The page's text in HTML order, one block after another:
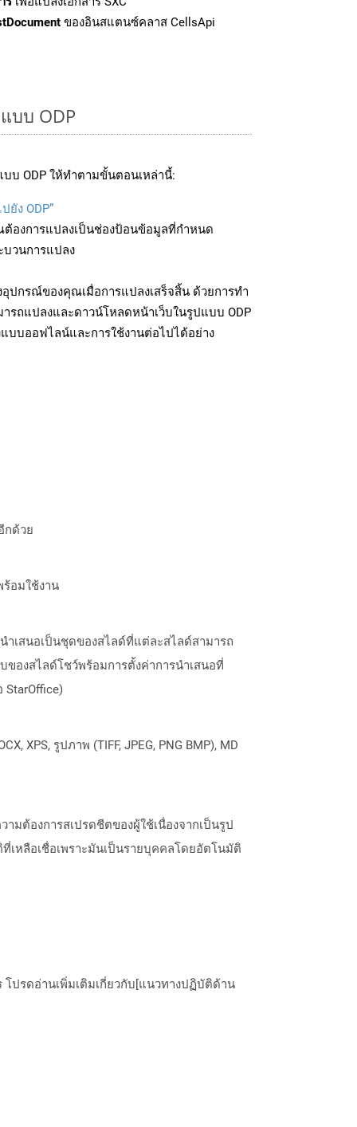
ของอินสแตนซ์คลาส CellsApi
บบ ODP
บ ODP ให้ทำตามขั้นตอนเหล่านี้:
ยัง ODP”
องการแปลงเป็นช่องป้อนข้อมูลที่กำหนด
บวนการแปลง
อุปกรณ์ของคุณเมื่อการแปลงเสร็จสิ้น ด้วยการทำ
ถแปลงและดาวน์โหลดหน้าเว็บในรูปแบบ ODP
บบออฟไลน์และการใช้งานต่อไปได้อย่าง
กด้วย
ร้อมใช้งาน
ำเสนอเป็นชุดของสไลด์ที่แต่ละสไลด์สามารถ
องสไลด์โชว์พร้อมการตั้งค่าการนำเสนอที่
StarOffice)
รูปภาพ (TIFF, JPEG, PNG BMP), MD
มต้องการสเปรดชีตของผู้ใช้เนื่องจากเป็นรูป
หลือเชื่อเพราะมันเป็นรายบุคคลโดยอัตโนมัติ
ปรดอ่านเพิ่มเติมเกี่ยวกับ[แนวทางปฏิบัติด้าน